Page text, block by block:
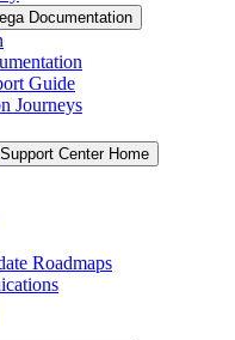
Documentation
Guide
Journeys
Support Center Home
Roadmaps